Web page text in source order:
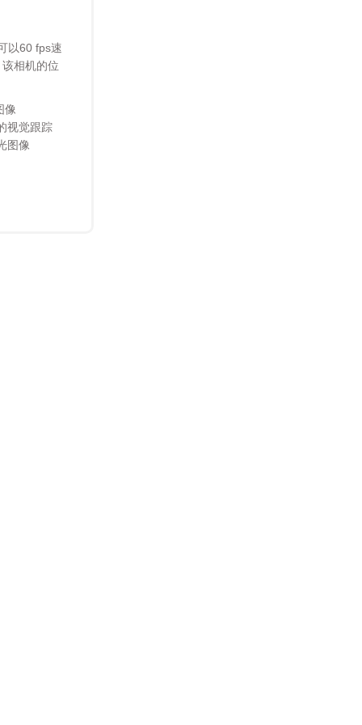
以60 fps速
相机的位
像
视觉跟踪
图像